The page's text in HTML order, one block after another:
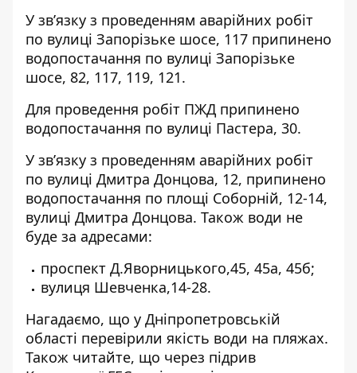
У звʼязку з проведенням аварійних робіт
по вулиці Запорізьке шосе, 117 припинено
водопостачання по вулиці Запорізьке
шосе, 82, 117, 119, 121.
Для проведення робіт ПЖД припинено
водопостачання по вулиці Пастера, 30.
У звʼязку з проведенням аварійних робіт
по вулиці Дмитра Донцова, 12, припинено
водопостачання по площі Соборній, 12-14,
вулиці Дмитра Донцова. Також води не
буде за адресами:
проспект Д.Яворницького,45, 45а, 45б;
вулиця Шевченка,14-28.
Нагадаємо, що у Дніпропетровській
області перевірили якість води на пляжах.
Також читайте, що через підрив